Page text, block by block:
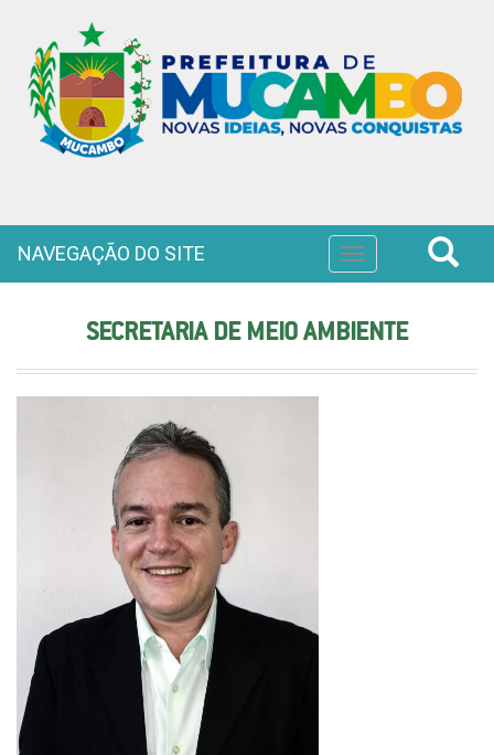
Toggle
navigation
NAVEGAÇÃO DO SITE
SECRETARIA DE MEIO AMBIENTE